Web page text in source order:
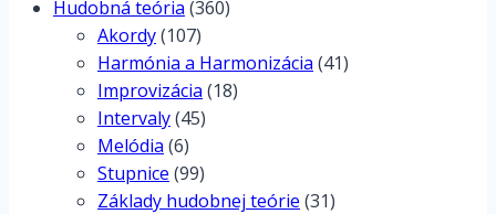
Hudobná teória (360)
Akordy(107)
Harmónia a Harmonizácia (41)
Improvizácia (18)
Intervaly(45)
Melódia (6)
Stupnice (99)
Základy hudobnej teórie (31)